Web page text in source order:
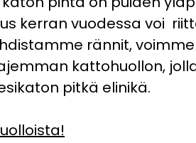
kerran vuodessa voi
rännit,
kattohuollon,
pitkä elinikä.